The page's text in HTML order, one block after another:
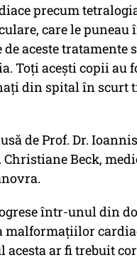
precum
care le
aceste tratamente
Toți acești copii au
din spital în scurt
de Prof. Dr.
Beck,
într-unul din
ar fi trebuit